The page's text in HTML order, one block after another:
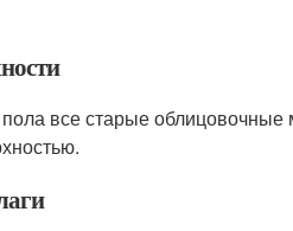
пола все старые